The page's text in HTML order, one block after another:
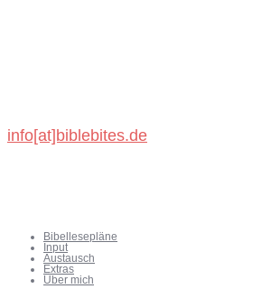
info[at]biblebites.de
Bibellesepläne
Input
Austausch
Extras
Über mich